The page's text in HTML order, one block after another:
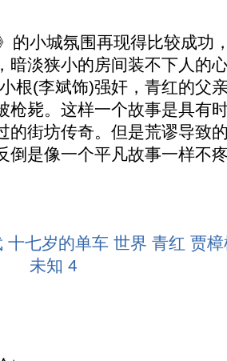
的小城氛围再现得比较成功
暗淡狭小的房间装不下人的
根(李斌饰)强奸，青红的父
枪毙。这样一个故事是具有
的街坊传奇。但是荒谬导致
倒是像一个平凡故事一样不
十七岁的单车 世界 青红 贾
未知 4